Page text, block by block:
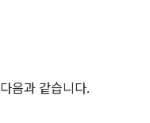
음과 같습니다.